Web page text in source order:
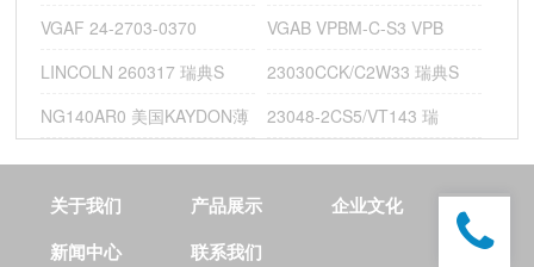
2305E-2RS1TN9 瑞典SKF润滑泵 PBC Linear线性滑轨
NG160AR0 美国KAYDON回转支撑轴承 NB200BR0K 宝德
VGAF 24-2703-0370
VGAB VPBM-C-S3 VPB
LINCOLN 260317 瑞典S
23030CCK/C2W33 瑞典S
NG140AR0 美国KAYDON薄
23048-2CS5/VT143 瑞
营
销
关于我们 产品展示
企业文化
新闻中心
联系我们